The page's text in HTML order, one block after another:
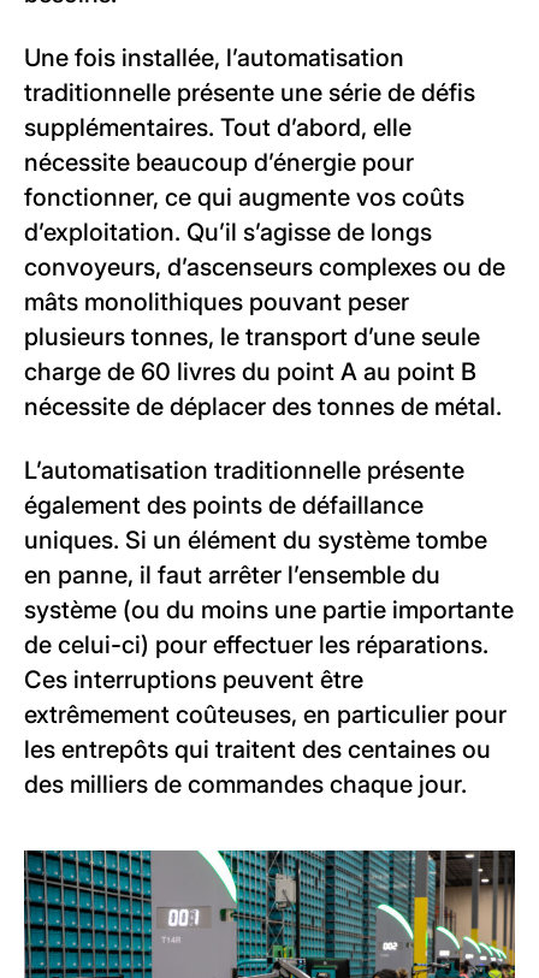
Une fois installée, l’automatisation
traditionnelle présente une série de défis
supplémentaires. Tout d’abord, elle
nécessite beaucoup d’énergie pour
fonctionner, ce qui augmente vos coûts
d’exploitation. Qu’il s’agisse de longs
convoyeurs, d’ascenseurs complexes ou de
mâts monolithiques pouvant peser
plusieurs tonnes, le transport d’une seule
charge de 60 livres du point A au point B
nécessite de déplacer des tonnes de métal.
L’automatisation traditionnelle présente
également des points de défaillance
uniques. Si un élément du système tombe
en panne, il faut arrêter l’ensemble du
système (ou du moins une partie importante
de celui-ci) pour effectuer les réparations.
Ces interruptions peuvent être
extrêmement coûteuses, en particulier pour
les entrepôts qui traitent des centaines ou
des milliers de commandes chaque jour.